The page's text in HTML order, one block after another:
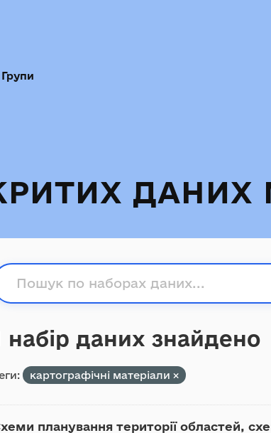
Групи
набір даних знайдено
картографічні матеріали
планування території областей,